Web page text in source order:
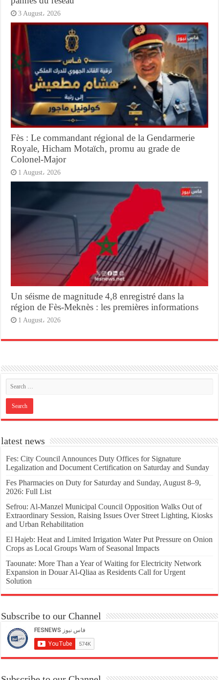
3 August، 2026
Fès : Le commandant régional de la Gendarmerie
Royale, Hicham Motaïch, promu au grade de
Colonel-Major
1 August، 2026
Un séisme de magnitude 4,8 enregistré dans la
région de Fès-Meknès : les premières informations
1 August، 2026
latest news
Fes: City Council Announces Duty Offices for Signature
Legalization and Document Certification on Saturday and Sunday
Fes Pharmacies on Duty for Saturday and Sunday, August 8–9,
2026: Full List
Sefrou: Al-Manzel Municipal Council Opposition Walks Out of
Extraordinary Session, Raising Issues Over Street Lighting, Kiosks
and Urban Rehabilitation
El Hajeb: Heat and Limited Irrigation Water Put Pressure on Onion
Crops as Local Groups Warn of Seasonal Impacts
Taounate: More Than a Year of Waiting for Electricity Network
Expansion in Douar Al-Qliaa as Residents Call for Urgent
Solution
Subscribe to our Channel